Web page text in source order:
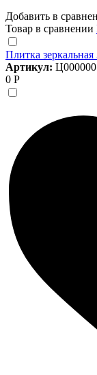
Добавить в
Товар в сравнении
Плитка
Артикул:
0 Р